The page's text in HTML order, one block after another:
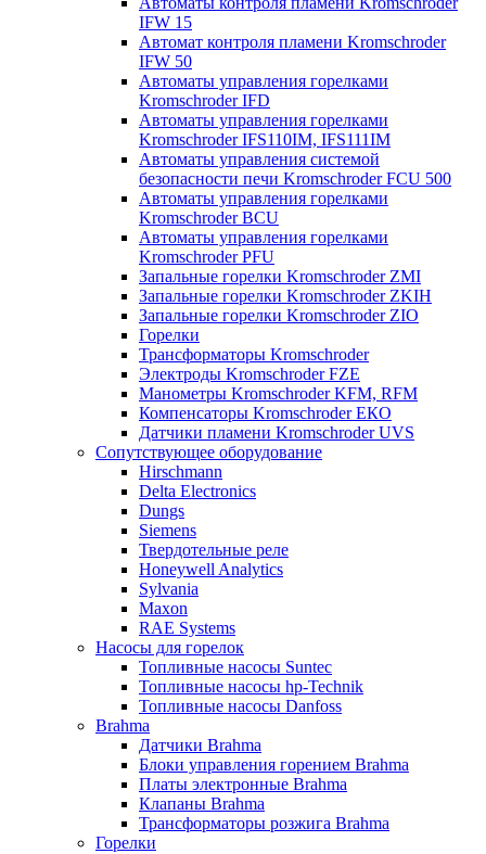
IFW 15
Автомат контроля пламени Kromschroder
IFW 50
Автоматы управления горелками
Kromschroder IFD
Автоматы управления горелками
Kromschroder IFS110IM, IFS111IM
Автоматы управления системой
безопасности печи Kromschroder FCU 500
Автоматы управления горелками
Kromschroder BCU
Автоматы управления горелками
Kromschroder PFU
Запальные горелки Kromschroder ZМI
Запальные горелки Kromschroder ZKIH
Запальные горелки Kromschroder ZIO
Горелки
Трансформаторы Kromschroder
Электроды Kromschroder FZE
Манометры Kromschroder KFM, RFM
Компенсаторы Kromschroder ЕКО
Датчики пламени Kromschroder UVS
Сопутствующее оборудование
Hirschmann
Delta Electronics
Dungs
Siemens
Твердотельные реле
Honeywell Analytics
Sylvania
Maxon
RAE Systems
Насосы для горелок
Топливные насосы Suntec
Топливные насосы hp-Technik
Топливные насосы Danfoss
Brahma
Датчики Brahma
Блоки управления горением Brahma
Платы электронные Brahma
Клапаны Brahma
Трансформаторы розжига Brahma
Горелки